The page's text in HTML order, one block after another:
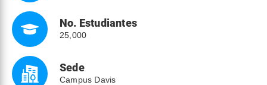
No. Estudiantes
25,000
Sede
Campus Davis